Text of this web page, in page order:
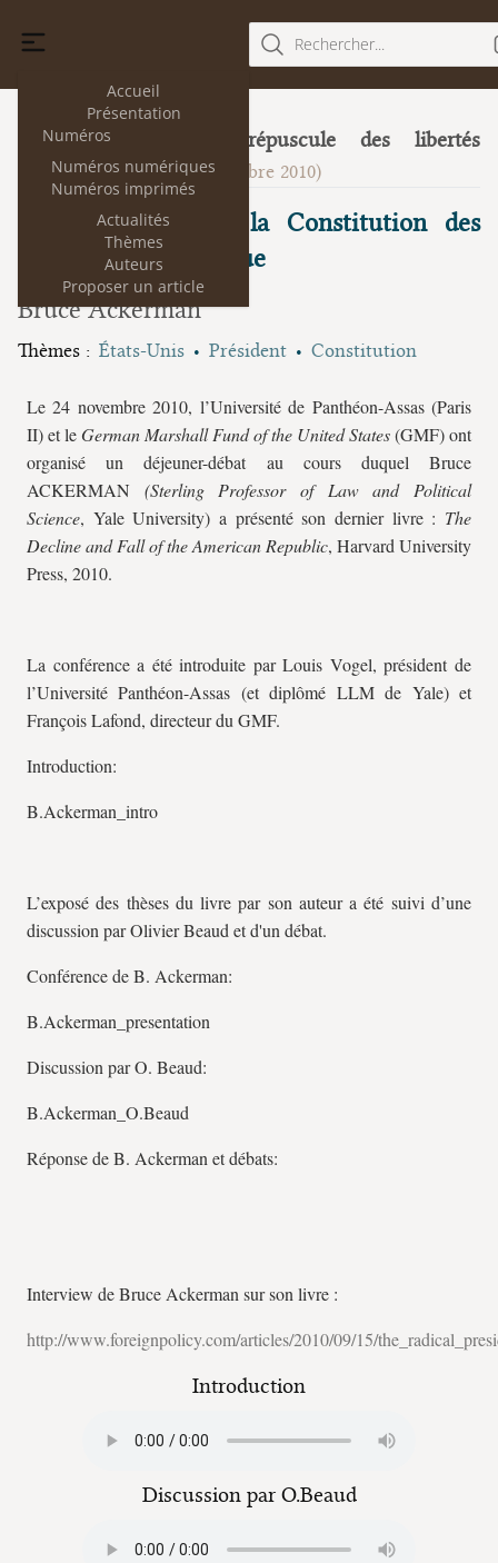
Accueil
Présentation
Numéros
Numéros numériques
Numéros imprimés
Actualités
Thèmes
Auteurs
Proposer un article
Rechercher...
5
Mutation ou crépuscule des libertés
publiques? (décembre 2010)
Sur l'évolution de la Constitution des
Etats-Unis d'Amérique
Bruce Ackerman
Thèmes : États-Unis Président Constitution
Le 24 novembre 2010, l’Université de Panthéon-Assas (Paris
II) et leGerman Marshall Fund of the United States(GMF) ont
organisé un déjeuner-débat au cours duquel Bruce
ACKERMAN (Sterling Professor of Law and Political
Science, Yale University) a présenté son dernier livre : The
Decline and Fall of the American Republic, Harvard University
Press, 2010.
La conférence a été introduite par Louis Vogel, président de
l’Université Panthéon-Assas (et diplômé LLM de Yale) et
François Lafond, directeur du GMF.
Introduction:
B.Ackerman_intro
L’exposé des thèses du livre par son auteur a été suivi d’une
discussion par Olivier Beaud et d'un débat.
Conférence de B. Ackerman:
B.Ackerman_presentation
Discussion par O. Beaud:
B.Ackerman_O.Beaud
Réponse de B. Ackerman et débats:
Interview de Bruce Ackerman sur son livre :
http://www.foreignpolicy.com/articles/2010/09/15/
Introduction
Discussion par O.Beaud